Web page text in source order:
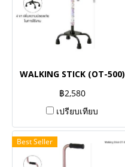
WALKING STICK (OT-500)
฿2,580
เปรียบเทียบ
Best Seller